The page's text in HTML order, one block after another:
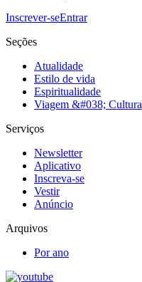
Inscrever-seEntrar
Seções
Atualidade
Estilo de vida
Espiritualidade
Viagem &#038; Cultura
Serviços
Newsletter
Aplicativo
Inscreva-se
Vestir
Anúncio
Arquivos
Por ano